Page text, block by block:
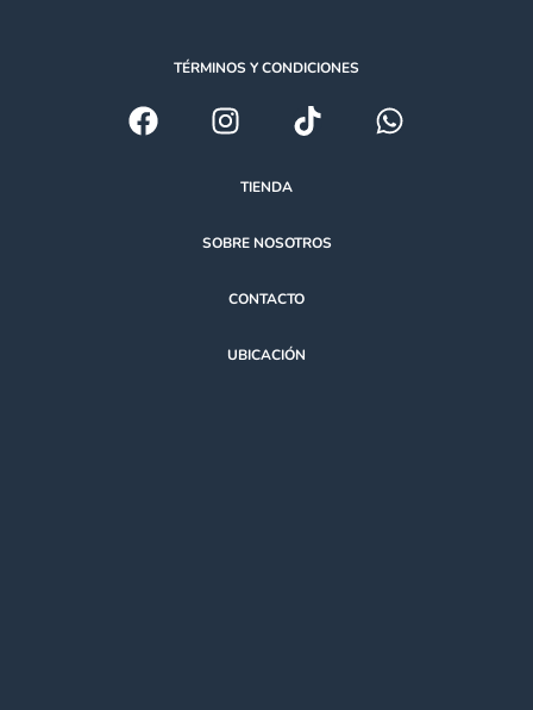
TÉRMINOS Y CONDICIONES
TIENDA
SOBRE NOSOTROS
CONTACTO
UBICACIÓN